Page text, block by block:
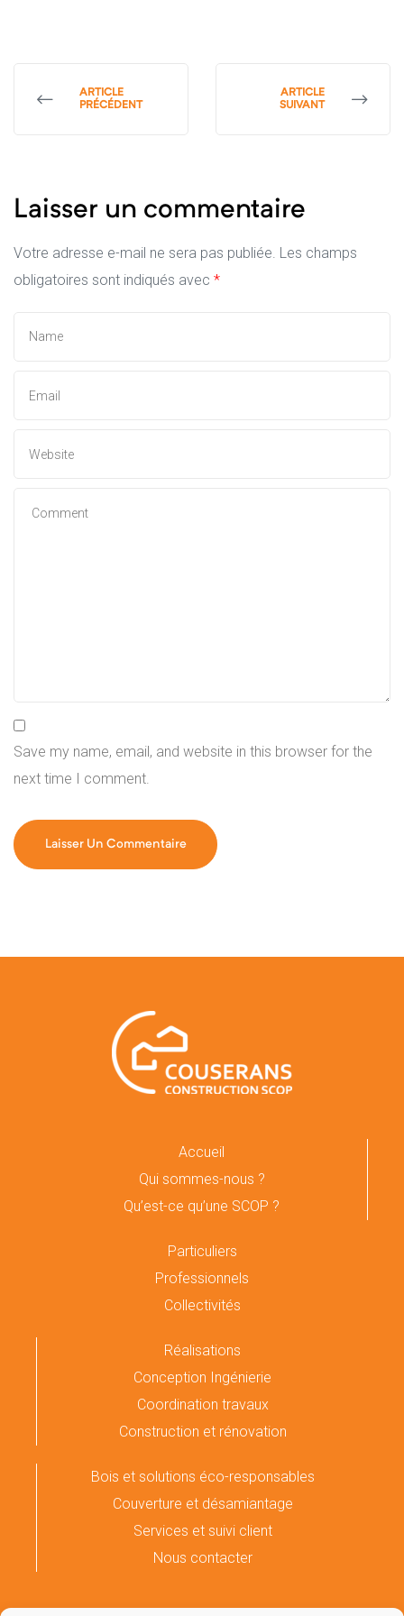
ARTICLE
PRÉCÉDENT
ARTICLE
SUIVANT
Laisser un commentaire
Votre adresse e-mail ne sera pas publiée. Les champs
obligatoires sont indiqués avec *
Save my name, email, and website in this browser for the
next time I comment.
Accueil
Qui sommes-nous ?
Qu’est-ce qu’une SCOP ?
Particuliers
Professionnels
Collectivités
Réalisations
Conception Ingénierie
Coordination travaux
Construction et rénovation
Bois et solutions éco-responsables
Couverture et désamiantage
Services et suivi client
Nous contacter